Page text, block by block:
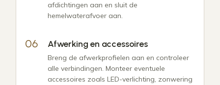
afdichtingen aan en sluit de
hemelwaterafvoer aan.
Afwerking en accessoires
Breng de afwerkprofielen aan en controleer
alle verbindingen. Monteer eventuele
accessoires zoals LED-verlichting, zonwering